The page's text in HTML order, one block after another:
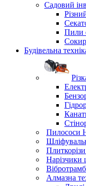
Садовий
Пили
Будівельна
Пилососи
Нарізчики
Алмазна